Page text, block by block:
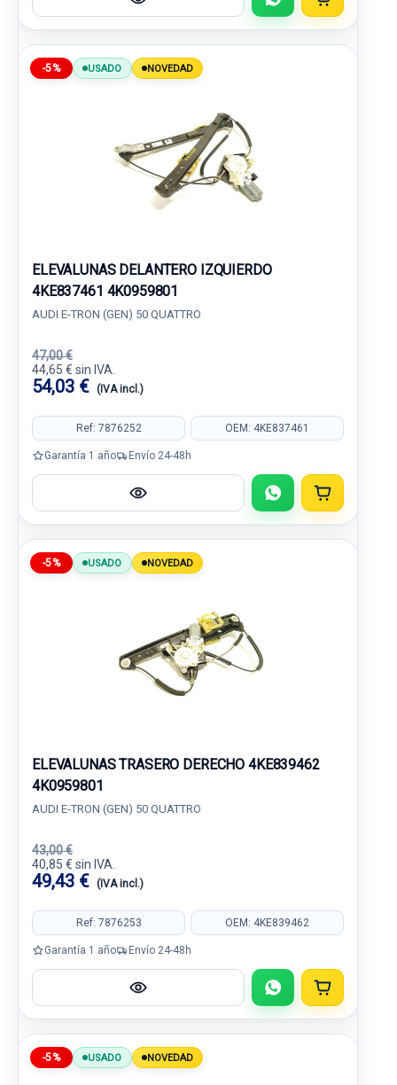
-5% USADO NOVEDAD
ELEVALUNAS DELANTERO IZQUIERDO
4KE837461 4K0959801
AUDI E-TRON (GEN) 50 QUATTRO
47,00 €
44,65 € sin IVA.
54,03 € (IVA incl.)
Ref: 7876252 OEM: 4KE837461
Garantía 1 año Envío 24-48h
-5% USADO NOVEDAD
ELEVALUNAS TRASERO DERECHO 4KE839462
4K0959801
AUDI E-TRON (GEN) 50 QUATTRO
43,00 €
40,85 € sin IVA.
49,43 € (IVA incl.)
Ref: 7876253 OEM: 4KE839462
Garantía 1 año Envío 24-48h
-5% USADO NOVEDAD